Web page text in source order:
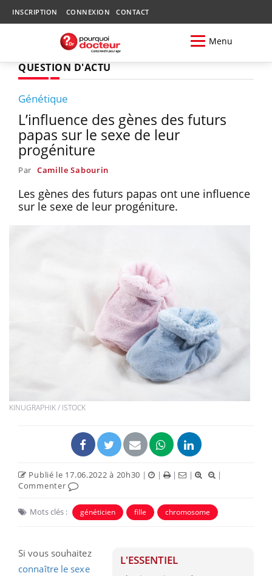
INSCRIPTION CONNEXION CONTACT
Menu
QUESTION D'ACTU
Génétique
L’influence des gènes des futurs
papas sur le sexe de leur
progéniture
Par Camille Sabourin
Les gènes des futurs papas ont une influence
sur le sexe de leur progéniture.
KINUGRAPHIK / ISTOCK
Publié le 17.06.2022 à 20h30 | | | |
|
Commenter
Mots clés : généticien fille chromosome
L'ESSENTIEL
Si vous souhaitez
connaître le sexe